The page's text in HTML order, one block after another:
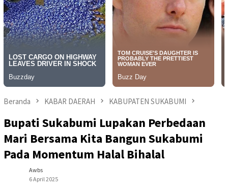
Beranda KABAR DAERAH KABUPATEN SUKABUMI
Bupati Sukabumi Lupakan Perbedaan
Mari Bersama Kita Bangun Sukabumi
Pada Momentum Halal Bihalal
Awbs
6 April 2025